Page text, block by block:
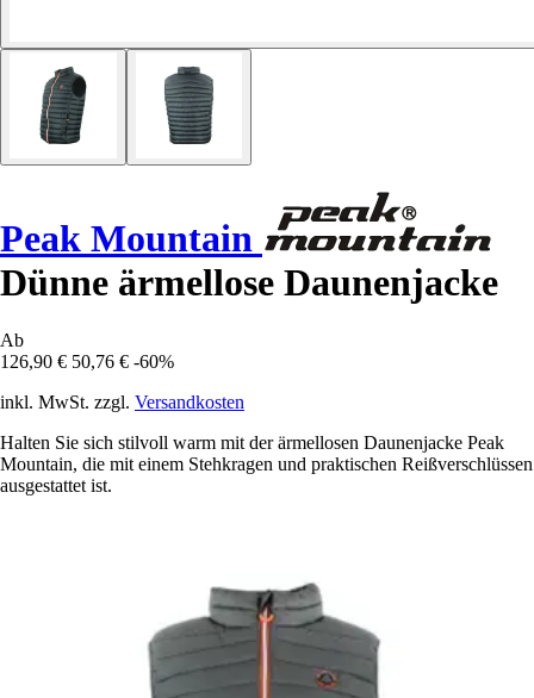
Peak Mountain
Dünne ärmellose Daunenjacke
Ab
126,90 € 50,76 € -60%
inkl. MwSt. zzgl. Versandkosten
Halten Sie sich stilvoll warm mit der ärmellosen Daunenjacke Peak
Mountain, die mit einem Stehkragen und praktischen Reißverschlüssen
ausgestattet ist.